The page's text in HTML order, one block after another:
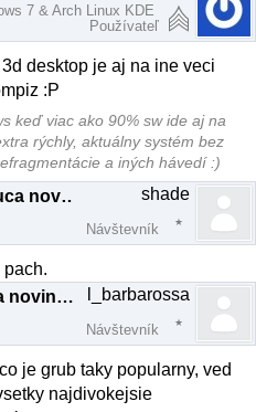
7 & Arch Linux KDE
Používateľ
desktop je aj na ine veci
:P
keď viac ako 90% sw ide aj na
rýchly, aktuálny systém bez
a iných hávedí :)
Re: Debian a horuca novinka.. shade
Návštevník
pach.
Re: Debian a horuca novinka..
l_barbarossa
Návštevník
je grub taky popularny, ved
najdivokejsie